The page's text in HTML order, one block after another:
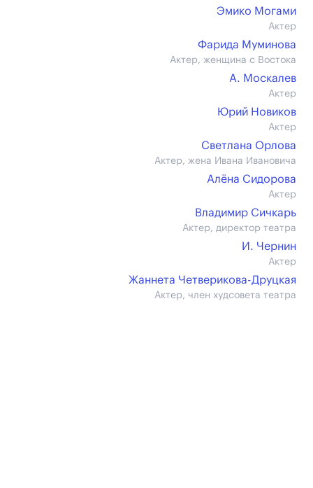
Эмико Могами
Актер
Фарида Муминова
Актер, женщина с Востока
А. Москалев
Актер
Юрий Новиков
Актер
Светлана Орлова
Актер, жена Ивана Ивановича
Алёна Сидорова
Актер
Владимир Сичкарь
Актер, директор театра
И. Чернин
Актер
Жаннета Четверикова-Друцкая
Актер, член худсовета театра